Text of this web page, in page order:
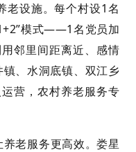
老设施。每个村设1名
模式——1名党员加
邻里间距离近、感情
、水洞底镇、双江乡
营，农村养老服务专
老服务更高效。娄星